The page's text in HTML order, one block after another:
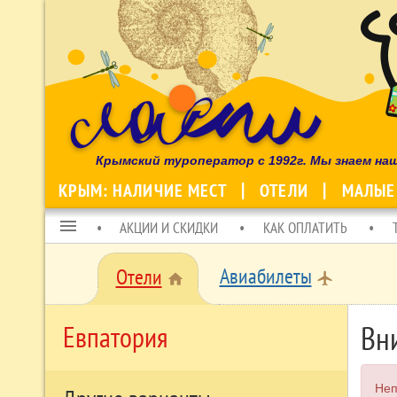
Крымский туроператор с 1992г. Мы знаем
КРЫМ: НАЛИЧИЕ МЕСТ ОТЕЛИ МАЛЫЕ
menu АКЦИИ И СКИДКИ КАК ОПЛАТИТЬ
Отели home Авиабилеты local_airport
Евпатория